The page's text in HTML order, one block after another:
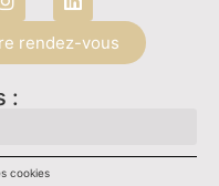
rendez-vous
:
cookies